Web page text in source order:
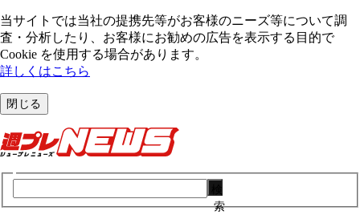
当サイトでは当社の提携先等がお客様のニーズ等について調
査・分析したり、お客様にお勧めの広告を表⽰する⽬的で
Cookie を使⽤する場合があります。
詳しくはこちら
閉じる
索